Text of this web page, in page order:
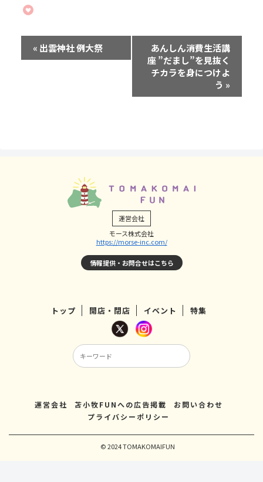
« 出雲神社 例大祭
あんしん消費生活講
座 ”だまし”を見抜く
チカラを身につけよ
う »
運営会社
モース株式会社
https://morse-inc.com/
情報提供・お問合せはこちら
トップ 開店・閉店 イベント 特集
運営会社 苫小牧FUNへの広告掲載
お問い合わせ
プライバシーポリシー
© 2024 TOMAKOMAIFUN